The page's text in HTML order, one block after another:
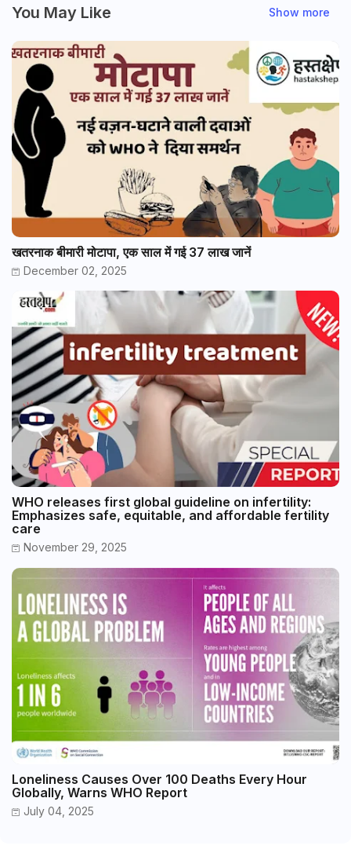
You May Like Show more
खतरनाक बीमारी मोटापा, एक साल में गई 37 लाख जानें
December 02, 2025
WHO releases first global guideline on infertility:
Emphasizes safe, equitable, and affordable fertility
care
November 29, 2025
Loneliness Causes Over 100 Deaths Every Hour
Globally, Warns WHO Report
July 04, 2025